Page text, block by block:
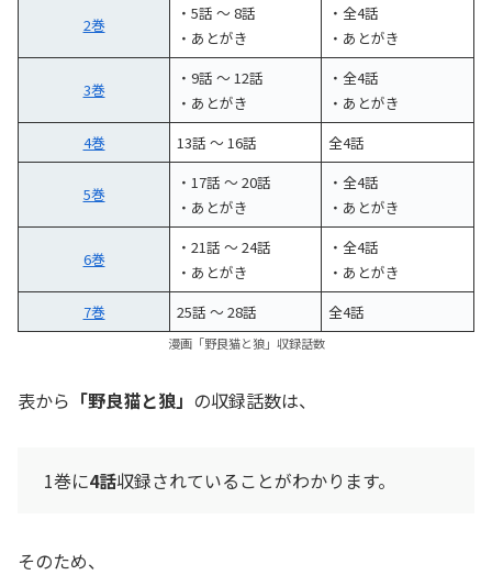
2巻
・5話 〜 8話
・あとがき
・全4話
・あとがき
3巻
・9話 〜 12話
・あとがき
・全4話
・あとがき
4巻
13話 〜 16話 全4話
5巻
・17話 〜 20話
・あとがき
・全4話
・あとがき
6巻
・21話 〜 24話
・あとがき
・全4話
・あとがき
7巻
25話 〜 28話 全4話
漫画「野良猫と狼」収録話数
表から 「野良猫と狼」 の収録話数は、
1巻に4話収録されていることがわかります。
そのため、